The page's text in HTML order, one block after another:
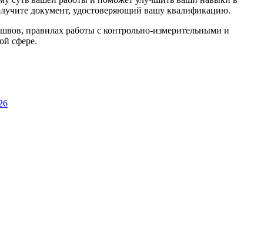
документ, удостоверяющий вашу квалификацию.
правилах работы с контрольно-измерительными и
сфере.